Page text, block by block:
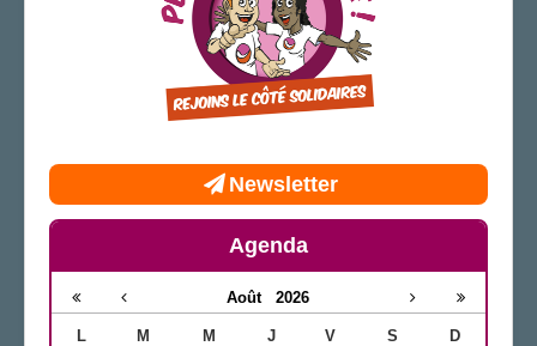
Newsletter
Agenda
Août 2026
L M M J V S
D